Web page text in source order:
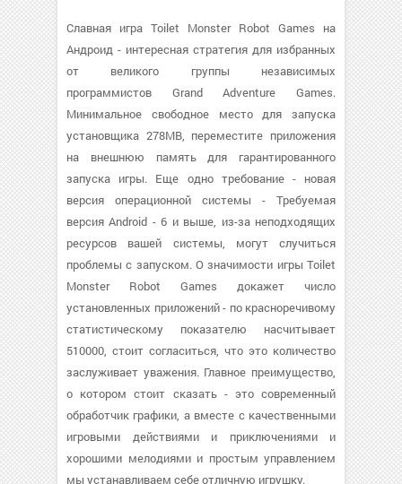
Славная игра Toilet Monster Robot Games на
Андроид - интересная стратегия для избранных
от великого группы независимых
программистов Grand Adventure Games.
Минимальное свободное место для запуска
установщика 278MB, переместите приложения
на внешнюю память для гарантированного
запуска игры. Еще одно требование - новая
версия операционной системы - Требуемая
версия Android - 6 и выше, из-за неподходящих
ресурсов вашей системы, могут случиться
проблемы с запуском. О значимости игры Toilet
Monster Robot Games докажет число
установленных приложений - по красноречивому
статистическому показателю насчитывает
510000, стоит согласиться, что это количество
заслуживает уважения. Главное преимущество,
о котором стоит сказать - это современный
обработчик графики, а вместе с качественными
игровыми действиями и приключениями и
хорошими мелодиями и простым управлением
мы устанавливаем себе отличную игрушку.